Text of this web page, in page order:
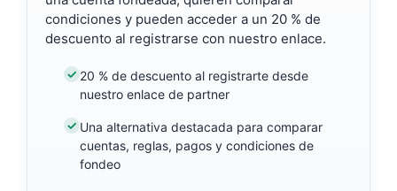
condiciones y pueden acceder a un 20 % de
descuento al registrarse con nuestro enlace.
20 % de descuento al registrarte desde
nuestro enlace de partner
Una alternativa destacada para comparar
cuentas, reglas, pagos y condiciones de
fondeo